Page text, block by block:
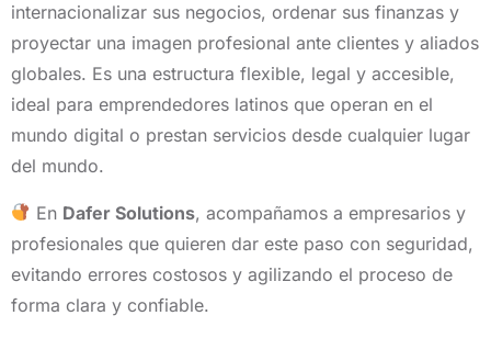
internacionalizar sus negocios, ordenar sus finanzas y
proyectar una imagen profesional ante clientes y aliados
globales. Es una estructura flexible, legal y accesible,
ideal para emprendedores latinos que operan en el
mundo digital o prestan servicios desde cualquier lugar
del mundo.
En Dafer Solutions, acompañamos a empresarios y
profesionales que quieren dar este paso con seguridad,
evitando errores costosos y agilizando el proceso de
forma clara y confiable.